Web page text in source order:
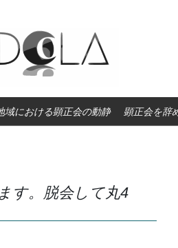
域における顕正会の動静 顕正会を辞
す。脱会して丸4